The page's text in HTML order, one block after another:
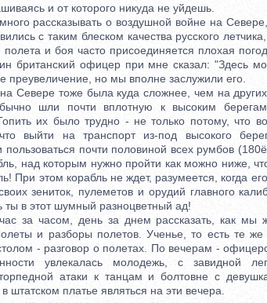
и от которого никуда не уйдешь.
рассказывать о воздушной войне на Севере,
с таким блеском качества русского
и боя часто присоединяется плохая
британский офицер при мне сказал: "Здесь
преувеличение, но мы вполне заслужили его.
Севере тоже была куда сложнее, чем на
шли почти вплотную к высоким
их было трудно - не только потому, что
выйти на транспорт из-под высокого
почти половиной всех румбов
над которым нужно пройти как можно ниже,
При этом корабль не ждет, разумеется, когда
зениток, пулеметов и орудий главного
ты в этот шумный разноцветный ад!
за часом, день за днем рассказать, как мы
и разборы полетов. Ученье, то есть те
- разговор о полетах. По вечерам -
увлекалась молодежь, с завидной
атаки к танцам и болтовне с
платье являться на эти вечера.